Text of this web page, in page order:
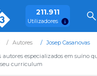
211.911
Utilizadores
Autores
Josep Casanovas
especializados em suíno
curriculum